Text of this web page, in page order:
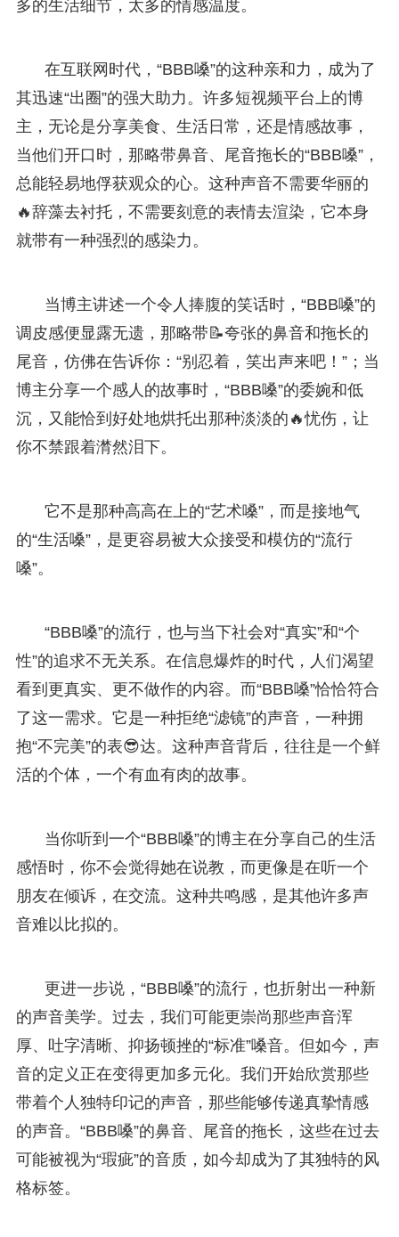
多的生活细节，太多的情感温度。
在互联网时代，“BBB嗓”的这种亲和力，成为了
其迅速“出圈”的强大助力。许多短视频平台上的博
主，无论是分享美食、生活日常，还是情感故事，
当他们开口时，那略带鼻音、尾音拖长的“BBB嗓”，
总能轻易地俘获观众的心。这种声音不需要华丽的
🔥辞藻去衬托，不需要刻意的表情去渲染，它本身
就带有一种强烈的感染力。
当博主讲述一个令人捧腹的笑话时，“BBB嗓”的
调皮感便显露无遗，那略带📝夸张的鼻音和拖长的
尾音，仿佛在告诉你：“别忍着，笑出声来吧！”；当
博主分享一个感人的故事时，“BBB嗓”的委婉和低
沉，又能恰到好处地烘托出那种淡淡的🔥忧伤，让
你不禁跟着潸然泪下。
它不是那种高高在上的“艺术嗓”，而是接地气
的“生活嗓”，是更容易被大众接受和模仿的“流行
嗓”。
“BBB嗓”的流行，也与当下社会对“真实”和“个
性”的追求不无关系。在信息爆炸的时代，人们渴望
看到更真实、更不做作的内容。而“BBB嗓”恰恰符合
了这一需求。它是一种拒绝“滤镜”的声音，一种拥
抱“不完美”的表😎达。这种声音背后，往往是一个鲜
活的个体，一个有血有肉的故事。
当你听到一个“BBB嗓”的博主在分享自己的生活
感悟时，你不会觉得她在说教，而更像是在听一个
朋友在倾诉，在交流。这种共鸣感，是其他许多声
音难以比拟的。
更进一步说，“BBB嗓”的流行，也折射出一种新
的声音美学。过去，我们可能更崇尚那些声音浑
厚、吐字清晰、抑扬顿挫的“标准”嗓音。但如今，声
音的定义正在变得更加多元化。我们开始欣赏那些
带着个人独特印记的声音，那些能够传递真挚情感
的声音。“BBB嗓”的鼻音、尾音的拖长，这些在过去
可能被视为“瑕疵”的音质，如今却成为了其独特的风
格标签。